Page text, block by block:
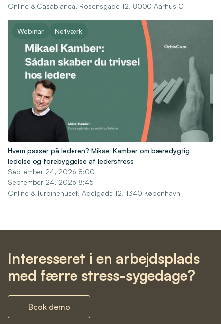
Online & Casablanca, Rosensgade 12, 8000 Aarhus C
Webinar Netværk
Hvem passer på lederen? Mikael Kamber om bæredygtig
ledelse og forebyggelse af lederstress
September 24, 2026 8:00
September 24, 2026 8:45
Online & Turbinehuset, Adelgade 12, 1340 København
Interesseret i en arbejdsplads
med færre stress-sygedage?
Book demo